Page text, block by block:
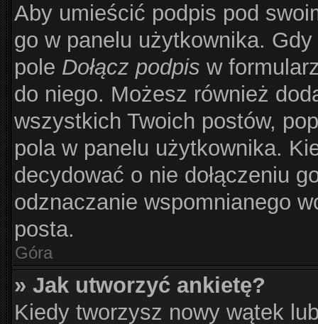
Aby umieścić podpis pod
go w panelu użytkownika.
pole Dołącz podpis w
do niego. Możesz również
wszystkich Twoich postów,
pola w panelu użytkownika.
decydować o nie dołączeniu
odznaczanie wspomnianego
posta.
Góra
» Jak utworzyć ankietę?
Kiedy tworzysz nowy wątek